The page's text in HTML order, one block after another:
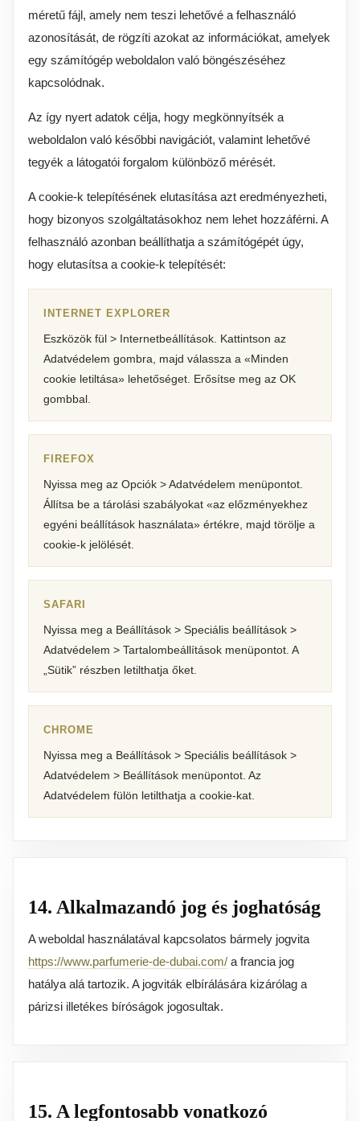
méretű fájl, amely nem teszi lehetővé a felhasználó
azonosítását, de rögzíti azokat az információkat, amelyek
egy számítógép weboldalon való böngészéséhez
kapcsolódnak.
Az így nyert adatok célja, hogy megkönnyítsék a
weboldalon való későbbi navigációt, valamint lehetővé
tegyék a látogatói forgalom különböző mérését.
A cookie-k telepítésének elutasítása azt eredményezheti,
hogy bizonyos szolgáltatásokhoz nem lehet hozzáférni. A
felhasználó azonban beállíthatja a számítógépét úgy,
hogy elutasítsa a cookie-k telepítését:
INTERNET EXPLORER
Eszközök fül > Internetbeállítások. Kattintson az
Adatvédelem gombra, majd válassza a «Minden
cookie letiltása» lehetőséget. Erősítse meg az OK
gombbal.
FIREFOX
Nyissa meg az Opciók > Adatvédelem menüpontot.
Állítsa be a tárolási szabályokat «az előzményekhez
egyéni beállítások használata» értékre, majd törölje a
cookie-k jelölését.
SAFARI
Nyissa meg a Beállítások > Speciális beállítások >
Adatvédelem > Tartalombeállítások menüpontot. A
„Sütik” részben letilthatja őket.
CHROME
Nyissa meg a Beállítások > Speciális beállítások >
Adatvédelem > Beállítások menüpontot. Az
Adatvédelem fülön letilthatja a cookie-kat.
14. Alkalmazandó jog és joghatóság
A weboldal használatával kapcsolatos bármely jogvita
https://www.parfumerie-de-dubai.com/ a francia jog
hatálya alá tartozik. A jogviták elbírálására kizárólag a
párizsi illetékes bíróságok jogosultak.
15. A legfontosabb vonatkozó